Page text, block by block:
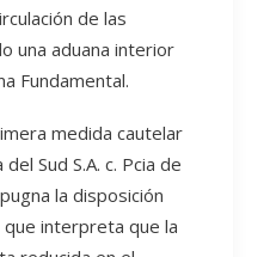
de las
una aduana interior
Fundamental.
medida cautelar
Sud S.A. c. Pcia de
la disposición
interpreta que la